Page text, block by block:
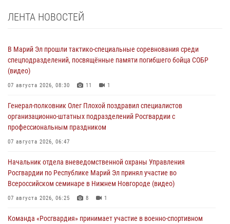
ЛЕНТА НОВОСТЕЙ
В Марий Эл прошли тактико-специальные соревнования среди
спецподразделений, посвящённые памяти погибшего бойца СОБР
(видео)
07 августа 2026, 08:30 11 1
Генерал-полковник Олег Плохой поздравил специалистов
организационно-штатных подразделений Росгвардии с
профессиональным праздником
07 августа 2026, 06:47
Начальник отдела вневедомственной охраны Управления
Росгвардии по Республике Марий Эл принял участие во
Всероссийском семинаре в Нижнем Новгороде (видео)
07 августа 2026, 06:25 8 1
Команда «Росгвардия» принимает участие в военно-спортивном